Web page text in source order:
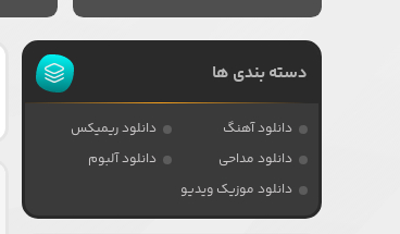
دسته بندی ها
دانلود آهنگ
دانلود ریمیکس
دانلود مداحی
دانلود آلبوم
دانلود موزیک ویدیو